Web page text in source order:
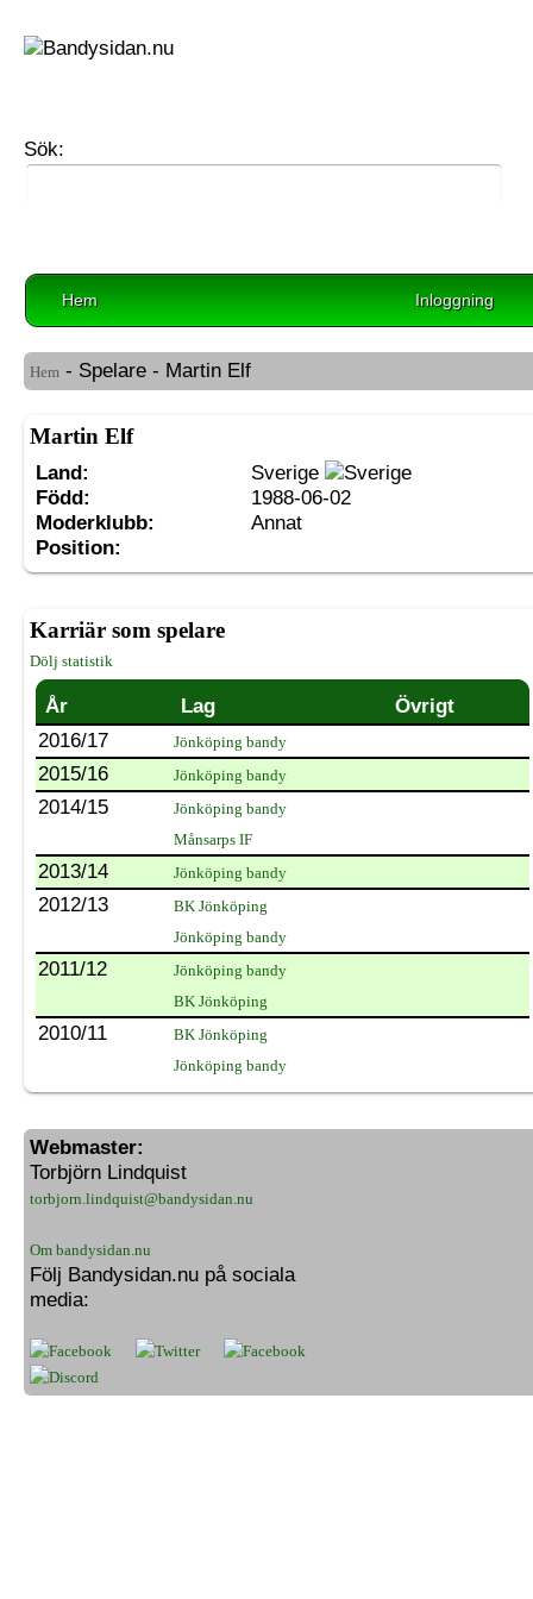
Sök:
Hem Inloggning
Hem - Spelare - Martin Elf
Martin Elf
Land:
Sverige
Född:
1988-06-02
Moderklubb:
Annat
Position:
Karriär som spelare
Dölj statistik
År Lag
Övrigt
2016/17
Jönköping bandy
2015/16 Jönköping bandy
2014/15
Jönköping bandy
Månsarps IF
2013/14 Jönköping bandy
2012/13
BK Jönköping
Jönköping bandy
2011/12
Jönköping bandy
BK Jönköping
2010/11
BK Jönköping
Jönköping bandy
Webmaster:
Torbjörn Lindquist
torbjorn.lindquist@bandysidan.nu
Om bandysidan.nu
Följ Bandysidan.nu på sociala
media: